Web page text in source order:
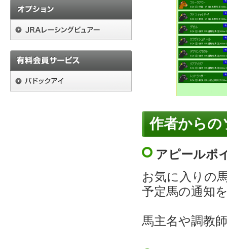
作者からの
アピールポ
お気に入りの
予定馬の通知
馬主名や調教